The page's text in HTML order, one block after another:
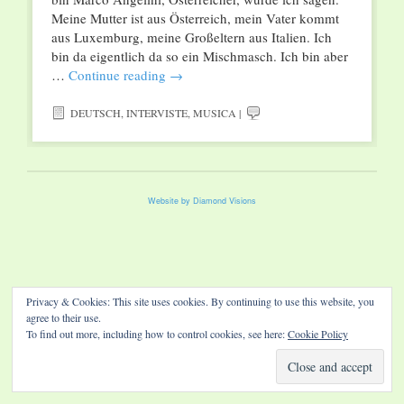
Meine Mutter ist aus Österreich, mein Vater kommt
aus Luxemburg, meine Großeltern aus Italien. Ich
bin da eigentlich da so ein Mischmasch. Ich bin aber
… Continue reading →
DEUTSCH,INTERVISTE,MUSICA |
Website by Diamond Visions
Privacy & Cookies: This site uses cookies. By continuing to use this website, you
agree to their use.
To find out more, including how to control cookies, see here:Cookie Policy